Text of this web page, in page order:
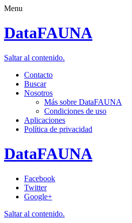
Menu
DataFAUNA
Saltar al contenido.
Contacto
Buscar
Nosotros
Más sobre DataFAUNA
Condiciones de uso
Aplicaciones
Política de privacidad
DataFAUNA
Facebook
Twitter
Google+
Saltar al contenido.